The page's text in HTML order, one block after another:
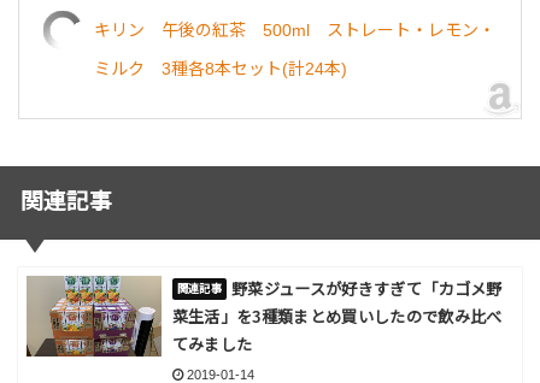
キリン 午後の紅茶 500ml ストレート・レモン・
ミルク 3種各8本セット(計24本)
関連記事
野菜ジュースが好きすぎて「カゴメ野
菜生活」を3種類まとめ買いしたので飲み比べ
てみました
2019-01-14